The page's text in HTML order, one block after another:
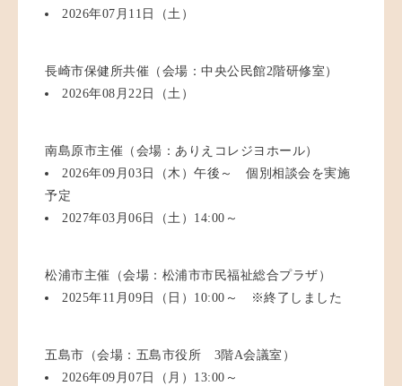
2026年07月11日（土）
長崎市保健所共催（会場：中央公民館2階研修室）
2026年08月22日（土）
南島原市主催（会場：ありえコレジヨホール）
2026年09月03日（木）午後～ 個別相談会を実施
予定
2027年03月06日（土）14:00～
松浦市主催（会場：松浦市市民福祉総合プラザ）
2025年11月09日（日）10:00～ ※終了しました
五島市（会場：五島市役所 3階A会議室）
2026年09月07日（月）13:00～